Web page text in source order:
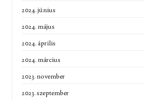
2024. június
2024. május
2024. április
2024. március
2023. november
2023. szeptember